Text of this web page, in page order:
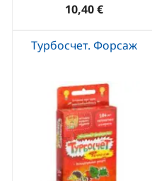
10,40 €
Турбосчет. Форсаж